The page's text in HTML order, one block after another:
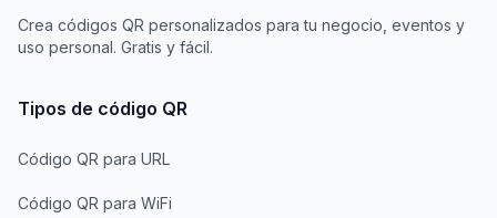
Crea códigos QR personalizados para tu negocio, eventos y
uso personal. Gratis y fácil.
Tipos de código QR
Código QR para URL
Código QR para WiFi